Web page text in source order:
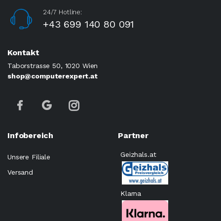
24/7 Hotline:
+43 699 140 80 091
Kontakt
Taborstrasse 50, 1020 Wien
shop@computerexpert.at
Infobereich
Unsere Filiale
Versand
Partner
Geizhals.at
Klarna